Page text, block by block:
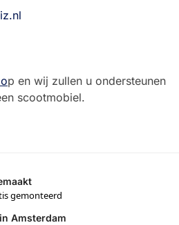
p en wij zullen u ondersteunen
scootmobiel.
gemonteerd
Amsterdam